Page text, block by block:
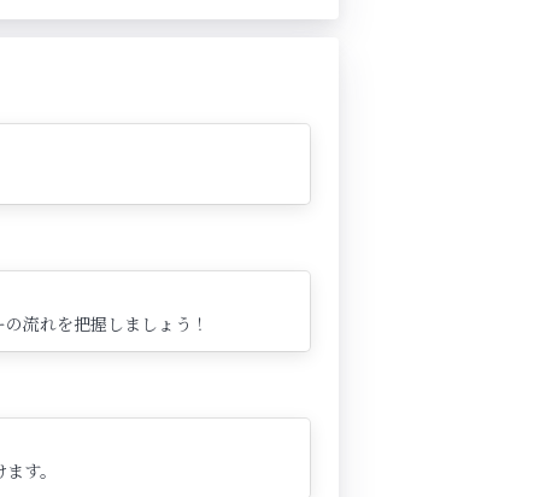
流れを把握しましょう！
す。